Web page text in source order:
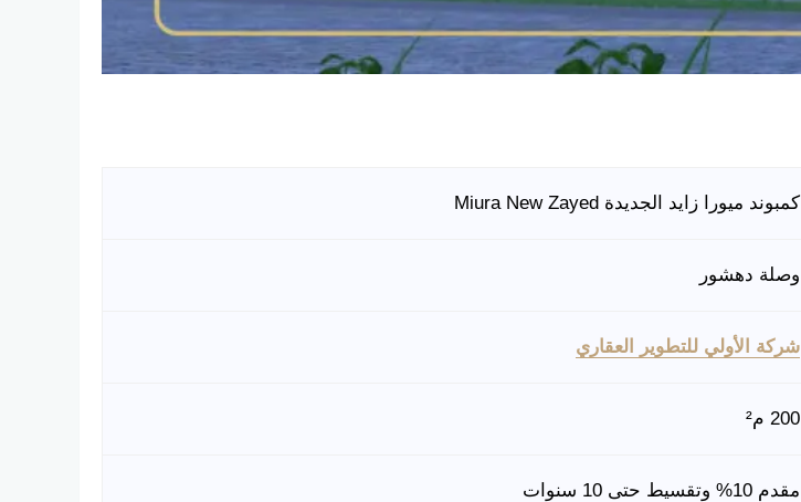
كمبوند ميورا زايد الجديدة Miura New Zayed
وصلة دهشور
شركة الأولي للتطوير العقاري
200 م²
مقدم 10% وتقسيط حتى 10 سنوات